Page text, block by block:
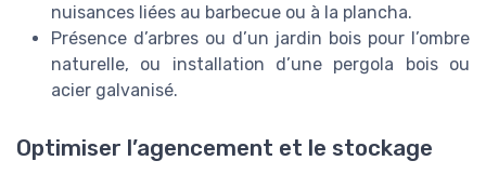
nuisances liées au barbecue ou à la plancha.
Présence d’arbres ou d’un jardin bois pour l’ombre
naturelle, ou installation d’une pergola bois ou
acier galvanisé.
Optimiser l’agencement et le stockage